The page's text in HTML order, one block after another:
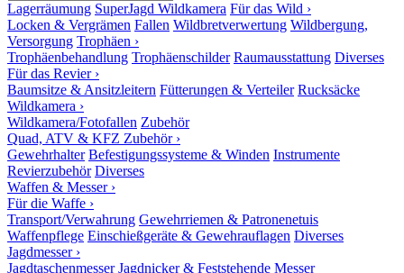
Lagerräumung SuperJagd Wildkamera Für das Wild ›
Locken & Vergrämen Fallen Wildbretverwertung Wildbergung,
Versorgung Trophäen ›
Trophäenbehandlung Trophäenschilder Raumausstattung Diverses
Für das Revier ›
Baumsitze & Ansitzleitern Fütterungen & Verteiler Rucksäcke
Wildkamera ›
Wildkamera/Fotofallen Zubehör
Quad, ATV & KFZ Zubehör ›
Gewehrhalter Befestigungssysteme & Winden Instrumente
Revierzubehör Diverses
Waffen & Messer ›
Für die Waffe ›
Transport/Verwahrung Gewehrriemen & Patronenetuis
Waffenpflege Einschießgeräte & Gewehrauflagen Diverses
Jagdmesser ›
Jagdtaschenmesser Jagdnicker & Feststehende Messer